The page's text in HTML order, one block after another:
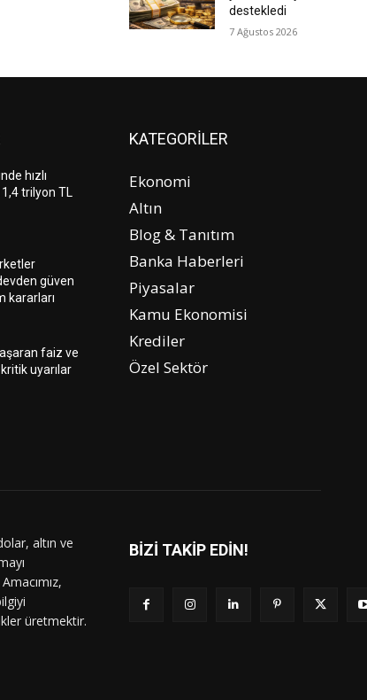
destekledi
7 Ağustos 2026
hızlı
trilyon TL
güven
kararları
faiz ve
uyarılar
KATEGORİLER
Ekonomi
Altın
Blog & Tanıtım
Banka Haberleri
Piyasalar
Kamu Ekonomisi
Krediler
Özel Sektör
altın ve
üretmektir.
BİZİ TAKİP EDİN!